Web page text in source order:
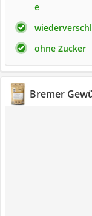
e
ohne Zucker
Bremer